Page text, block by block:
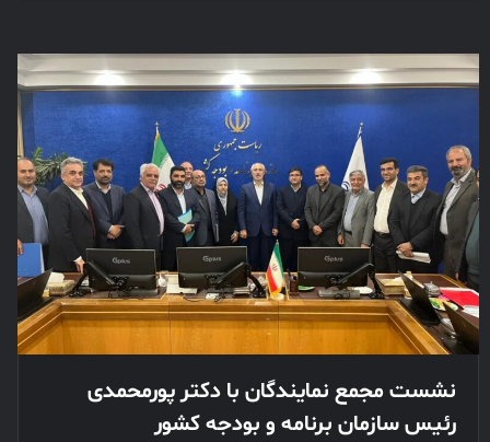
نشست مجمع نمایندگان با دکتر پورمحمدی
رئیس سازمان برنامه و بودجه کشور